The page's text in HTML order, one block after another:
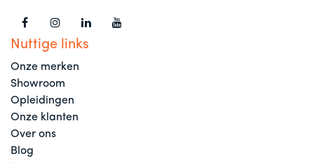
Nuttige links
Onze merken
Showroom
Opleidingen
Onze klanten
Over ons
Blog